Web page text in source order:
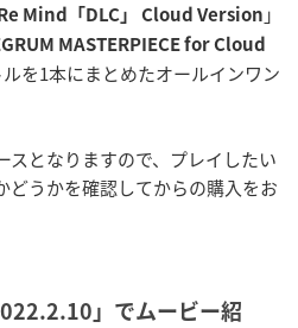
Mind「DLC」 Cloud Version 」
MASTERPIECE for Cloud
を1本にまとめたオールインワン
スとなりますので、プレイしたい
どうかを確認してからの購入をお
」でムービー紹